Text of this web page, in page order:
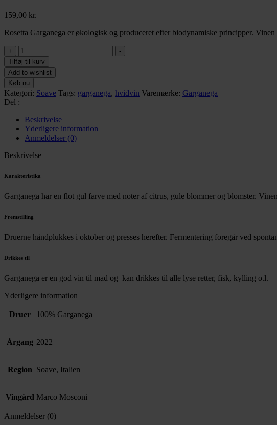
159,00 kr.
Rosetta Garganega er økologisk og produceret efter biodynamiske principper.
+
Marco
Mosconi
Rosetta
Garganega
IGT
antal
-
Tilføj til kurv
Add to wishlist
Køb nu
Kategori: Soave Tags: garganega, hvidvin Varemærke: Garganega
Del :
Beskrivelse
Yderligere information
Anmeldelser (0)
Beskrivelse
Karakteristika
Garganega har en flot gul farve med noter af citrus, gule blommer og blomster.
Fremstilling
Druerne håndplukkes i oktober og presses herefter. Fermentering foregår ved
Drikkes til
Garganega er en god vin til mad og kan drikkes til alle lyse retter, fisk, kylling o.l.
Yderligere information
Druer 100% Garganega
Årgang 2022
Region Soave, Italien
Vingård Marco Mosconi
Anmeldelser (0)